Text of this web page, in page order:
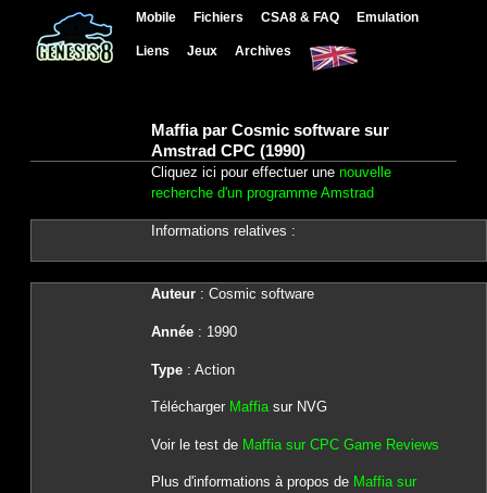
Mobile Fichiers CSA8 & FAQ Emulation
Liens Jeux Archives
Maffia par Cosmic software sur
Amstrad CPC (1990)
Cliquez ici pour effectuer une nouvelle
recherche d'un programme Amstrad
Informations relatives :
Auteur: Cosmic software
Année: 1990
Type: Action
Télécharger Maffiasur NVG
Voir le test de Maffia sur CPC Game Reviews
Plus d'informations à propos de Maffia sur